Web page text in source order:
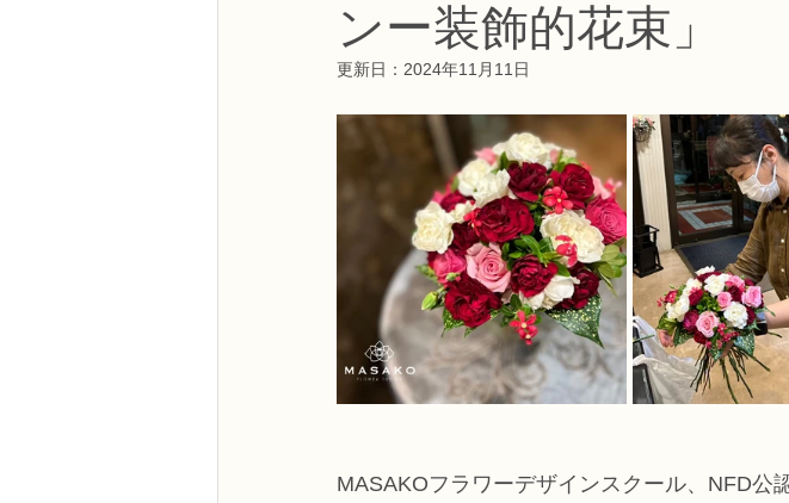
NFDフラワーデザイナー資格検定3級コース フラワー装飾技能検定1
フラワー装飾技能検定3級 趣味で楽しむフラワーレッスン ア
NFDディプロマアーティフィシャルコース NFDディプロマウエディ
NFDディプロマインドアガーデニングコース NFDベーシックマスタ
ンー装飾的花束」
更新日： 2024年11月11日
MASAKOフラワーデザインスクール、NFD公